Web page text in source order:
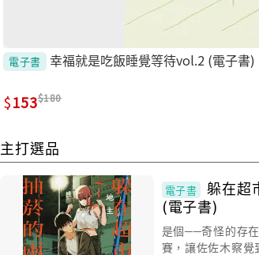
電子書 幸福就是吃飯睡覺等待vol.2 (電子書)
153 180
主打選品
電子書
躲在超
(電子書)
是個──奇怪的存
賽，讓佐佐木察覺